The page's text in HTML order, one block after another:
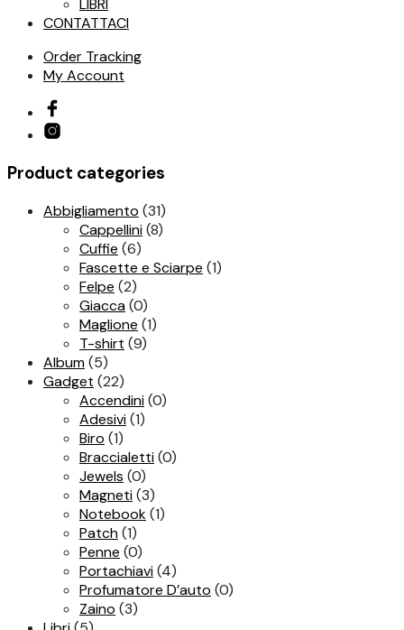
LIBRI
CONTATTACI
Order Tracking
My Account
Product categories
Abbigliamento (31)
Cappellini(8)
Cuffie (6)
Fascette e Sciarpe (1)
Felpe (2)
Giacca(0)
Maglione (1)
T-shirt (9)
Album(5)
Gadget (22)
Accendini(0)
Adesivi(1)
Biro (1)
Braccialetti(0)
Jewels (0)
Magneti(3)
Notebook(1)
Patch(1)
Penne (0)
Portachiavi(4)
Profumatore D’auto (0)
Zaino (3)